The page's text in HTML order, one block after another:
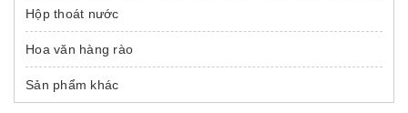
Hộp thoát nước
Hoa văn hàng rào
Sản phẩm khác